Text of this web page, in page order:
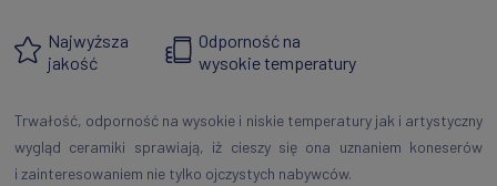
Najwyższa
jakość
Odporność na
wysokie temperatury
Trwałość, odporność na wysokie i niskie temperatury jak i artystyczny
wygląd ceramiki sprawiają, iż cieszy się ona uznaniem koneserów
i zainteresowaniem nie tylko ojczystych nabywców.